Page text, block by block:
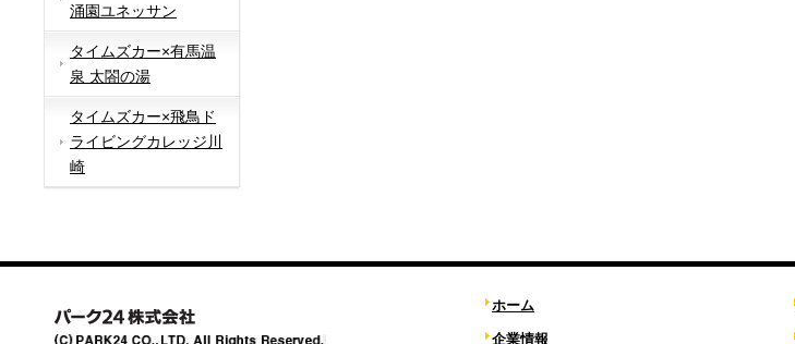
涌園ユネッサン
タイムズカー×有馬温
泉 太閤の湯
タイムズカー×飛鳥ド
ライビングカレッジ川
崎
ホーム
企業情報